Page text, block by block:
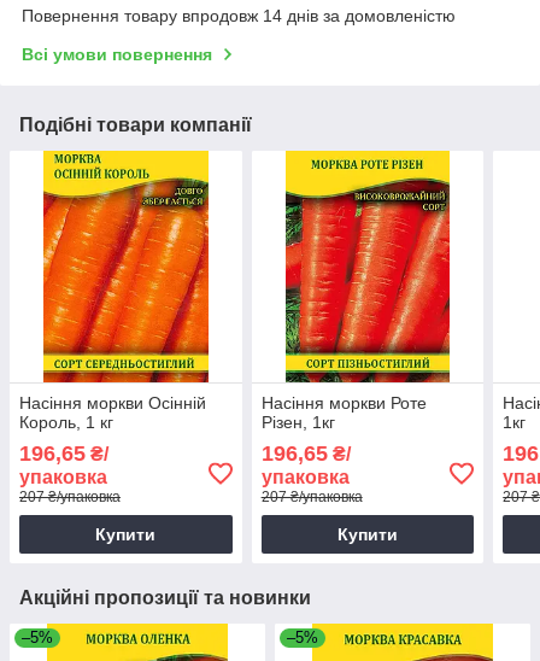
Повернення товару впродовж 14 днів за домовленістю
Всі умови повернення
Подібні товари компанії
Насіння моркви Осінній
Король, 1 кг
196,65 ₴/
упаковка
207 ₴/упаковка
Купити
Насіння моркви Роте
Різен, 1кг
196,65₴/
упаковка
207 ₴/упаковка
Купити
1кг
207
Акційні пропозиції та новинки
–5% –5%